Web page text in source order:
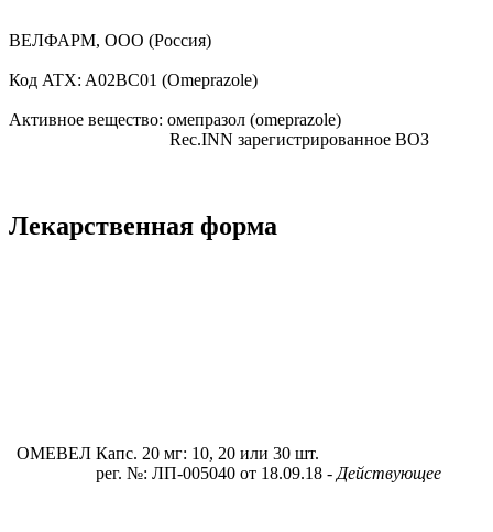
ВЕЛФАРМ, ООО (Россия)
Код ATX: A02BC01 (Omeprazole)
Активное вещество: омепразол (omeprazole)
Rec.INN зарегистрированное ВОЗ
Лекарственная форма
ОМЕВЕЛ Капс. 20 мг: 10, 20 или 30 шт.
рег. №: ЛП-005040 от 18.09.18 - Действующее